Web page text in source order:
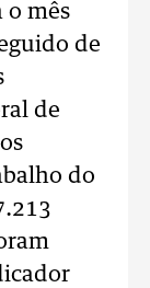
o mês
de
de
do